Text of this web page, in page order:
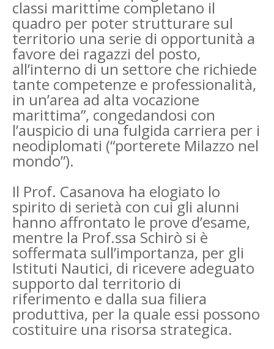
classi marittime completano il
quadro per poter strutturare sul
territorio una serie di opportunità a
favore dei ragazzi del posto,
all’interno di un settore che richiede
tante competenze e professionalità,
in un’area ad alta vocazione
marittima”, congedandosi con
l’auspicio di una fulgida carriera per i
neodiplomati (“porterete Milazzo nel
mondo”).
Il Prof. Casanova ha elogiato lo
spirito di serietà con cui gli alunni
hanno affrontato le prove d’esame,
mentre la Prof.ssa Schirò si è
soffermata sull’importanza, per gli
Istituti Nautici, di ricevere adeguato
supporto dal territorio di
riferimento e dalla sua filiera
produttiva, per la quale essi possono
costituire una risorsa strategica.